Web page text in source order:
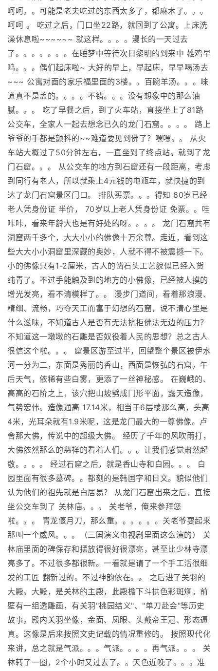
呵呵。。可能是老夫吃过的东西太多了，都麻木了。。。
呵呵 。 吃过之后，门口坐22路，就回到了公寓。上床洗
澡休息啦~~~~~~ 就这样。。。。漫长的一天过去
了。。。。。。。在睡梦中等待次日黎明的到来中 雄鸡早
鸣。。。偶们起床啦~ 大好的早上，早起床，早早喝汤去
~~~ 公寓对面的家乐福里面的3楼。。百碗羊汤。。。味
道真不是盖的。。。。不错。。。没有想象中的那么油
腻。。。 吃了早餐之后，到了火车站，直接坐上了81路
公交车，全家人一起去想念已久的龙门石窟。。。。 路上
爷爷的手都是颤抖的~~难道要见到佛了？嘿嘿。。 从火
车站大概过了50分钟左右，一直坐到了终点站。就到了龙
门石窟。。。 从公交车的地方到石窟还有一段距离，考虑
到同行有老人，所以就乘上4元钱的电瓶车，就快捷的到
达了龙门石窟景区门口。 排队买票。。。得知 60岁已经
老人凭身份证 半价， 70岁以上老人凭身份证 免票。。哇
咔咔，看来年龄大也是有好处的呀。。。。 龙门石窟共有
洞窟两千多个，大大小小的佛像十万余尊。走近，看到这
些大大小小洞窟里深藏的奥妙，人就不得不被震撼一下。
小的佛像只有1-2厘米，古人的凿石头工艺貌似已经入货
纯青了。不过手能触及到的地方的小佛像，已经被人摸的
增光发亮，看不清模样了。。 漫步门道间，看着那浪漫、
精细、流畅，巧夺天工而富于幻想的石窟，说不清心里是
什么滋味，不知道古人是否有无法抗拒佛法无边的压力？
不知道这一墩墩的石雕是否奴役着人民的思想？总之古人
很信这个啦。。。 窟景区游至过半，回望整个景区被伊水
河一分为二，东面是秀丽的香山，西面是恢弘的石窟。午
后天气，依稀有些白雾，更添了一丝神秘感。 在巍峨的、
高高的石阶之上，该穴把山坡劈成冂形平面，露天造像，
气势宏伟。造像通高 17.14米，相当于6层楼那么高，头高
4米，光耳朵就有1.9米呢，这是龙门最大的一尊佛像。卢
舍那大佛，传说中的超级大佛。 经历了千年的风吹雨打，
大佛依然那么的慈祥的看着人们。。。让我们感觉肃然起
敬。。。。 经过石窟之后，就是香山寺和白园。。。 白
园里面有很多墓碑。。都刻的是韩国字和日文。貌似他们
认为他们的祖先就是白居易？ 从龙门石窟出来之后，直接
坐公交车到了 关林庙。。。 关老爷，俺来参拜您
啦。。。 青龙偃月刀，那么重。。。。。。关老爷耍起来
那叫一个威风。。。（三国演义电视剧里面这么演的） 关
林庙里面的碑保存和摆放得很好很漂亮，甚至比少林寺漂
亮多了。不过很多都很新。一看就是请了一个手工活很细
发的工匠 翻新过的。不过神韵依在。。 之后进了关羽的
大殿。大殿，是关林的主殿，此殿檐下斗拱色彩斑斓，前
壁有一组透雕画，有关羽"桃园结义"、"单刀赴会"等历史
故事。殿内关羽坐像，金面、凤眼、头戴帝王冠、形态逼
真。这像是后来按照文史记载的情况重修的。 按照现代化
来讲，总之就是气派。。。气派。。。。再气派。。。 关
林转了一圈，2个小时又过去了。。天色近晚了。。。准